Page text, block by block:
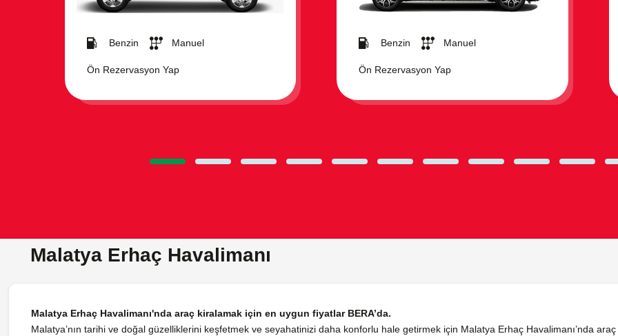
Benzin Manuel
Ön Rezervasyon Yap
Benzin Manuel
Ön Rezervasyon Yap
Malatya Erhaç Havalimanı
Malatya Erhaç Havalimanı'nda araç kiralamak için en uygun fiyatlar BERA’da.
Malatya’nın tarihi ve doğal güzelliklerini keşfetmek ve seyahatinizi daha konforlu hale getirmek için Malatya Erhaç Havalimanı’nda araç